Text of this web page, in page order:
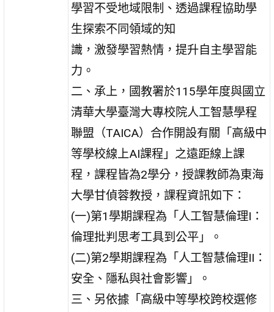
學習不受地域限制、透過課程協助學
生探索不同領域的知
識，激發學習熱情，提升自主學習能
力。
二、承上，國教署於115學年度與國立
清華大學臺灣大專校院人工智慧學程
聯盟（TAICA）合作開設有關「高級中
等學校線上AI課程」之遠距線上課
程，課程皆為2學分，授課教師為東海
大學甘偵蓉教授，課程資訊如下：
(一)第1學期課程為「人工智慧倫理I：
倫理批判思考工具到公平」。
(二)第2學期課程為「人工智慧倫理II：
安全、隱私與社會影響」。
三、另依據「高級中等學校跨校選修